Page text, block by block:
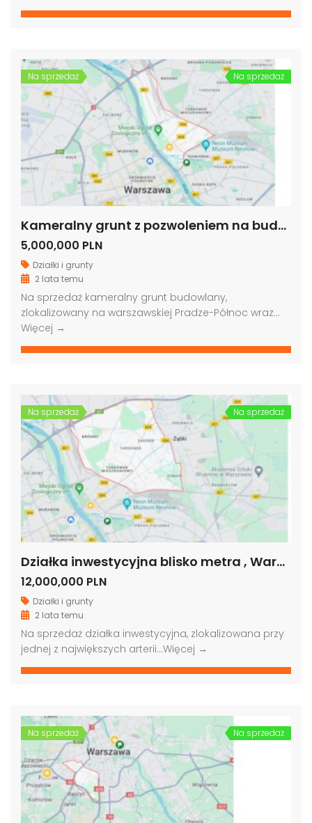
Na sprzedaż Na sprzedaż
Kameralny grunt z pozwoleniem na budowę, Warszawa-Praga Północ
5,000,000 PLN
Działki i grunty
2 lata temu
Na sprzedaż kameralny grunt budowlany,
zlokalizowany na warszawskiej Pradze-Północ wraz…
Więcej →
Na sprzedaż Na sprzedaż
Działka inwestycyjna blisko metra , Warszawa
12,000,000 PLN
Działki i grunty
2 lata temu
Na sprzedaż działka inwestycyjna, zlokalizowana przy
jednej z największych arterii…Więcej →
Na sprzedaż Na sprzedaż